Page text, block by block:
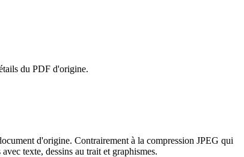
du PDF d'origine.
d'origine. Contrairement à la compression JPEG qui
texte, dessins au trait et graphismes.